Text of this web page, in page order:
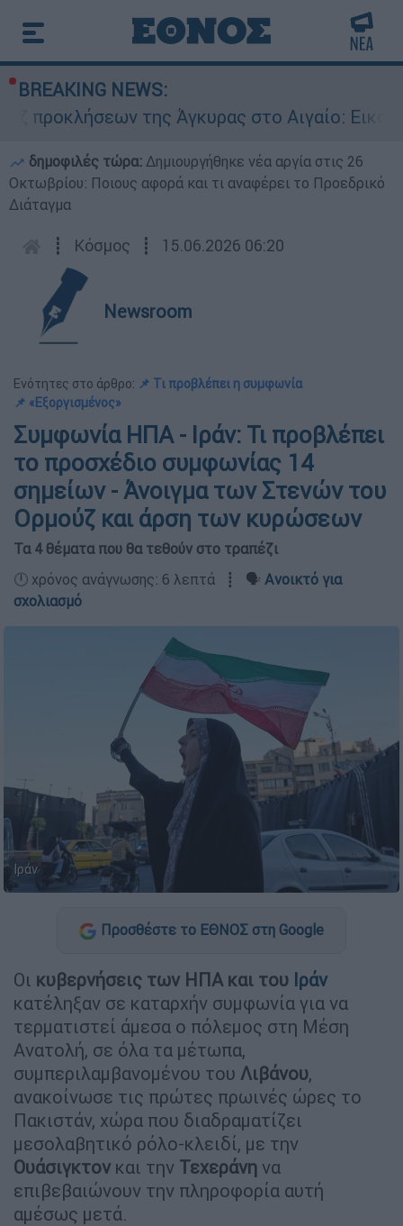
BREAKING NEWS:
της Άγκυρας στο Αιγαίο: Εικονική
δημοφιλές τώρα: Δημιουργήθηκε νέα αργία στις 26
Οκτωβρίου: Ποιους αφορά και τι αναφέρει το Προεδρικό
Διάταγμα
┋ Κόσμος ┋ 15.06.2026 06:20
Newsroom
Ενότητες στο άρθρο: 📌 Τι προβλέπει η συμφωνία
📌 «Εξοργισμένος»
Συμφωνία ΗΠΑ - Ιράν: Τι προβλέπει
το προσχέδιο συμφωνίας 14
σημείων - Άνοιγμα των Στενών του
Ορμούζ και άρση των κυρώσεων
Τα 4 θέματα που θα τεθούν στο τραπέζι
🕛 χρόνος ανάγνωσης: 6 λεπτά ┋ 🗣️ Ανοικτό για
σχολιασμό
Ιράν
Προσθέστε το ΕΘΝΟΣ στη Google
Οι κυβερνήσεις των ΗΠΑ και του Ιράν
κατέληξαν σε καταρχήν συμφωνία για να
τερματιστεί άμεσα ο πόλεμος στη Μέση
Ανατολή, σε όλα τα μέτωπα,
συμπεριλαμβανομένου του Λιβάνου,
ανακοίνωσε τις πρώτες πρωινές ώρες το
Πακιστάν, χώρα που διαδραματίζει
μεσολαβητικό ρόλο-κλειδί, με την
Ουάσιγκτον και την Τεχεράνη να
επιβεβαιώνουν την πληροφορία αυτή
αμέσως μετά.